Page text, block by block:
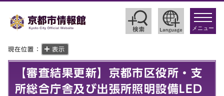
toggle
メニュー
現在位置： 表示
【審査結果更新】京都市区役所・支
所総合庁舎及び出張所照明設備LED